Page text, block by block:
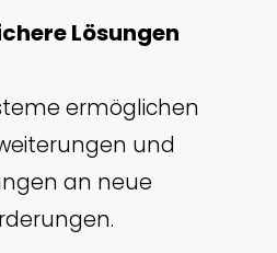
Lösungen
ermöglichen
und
an neue